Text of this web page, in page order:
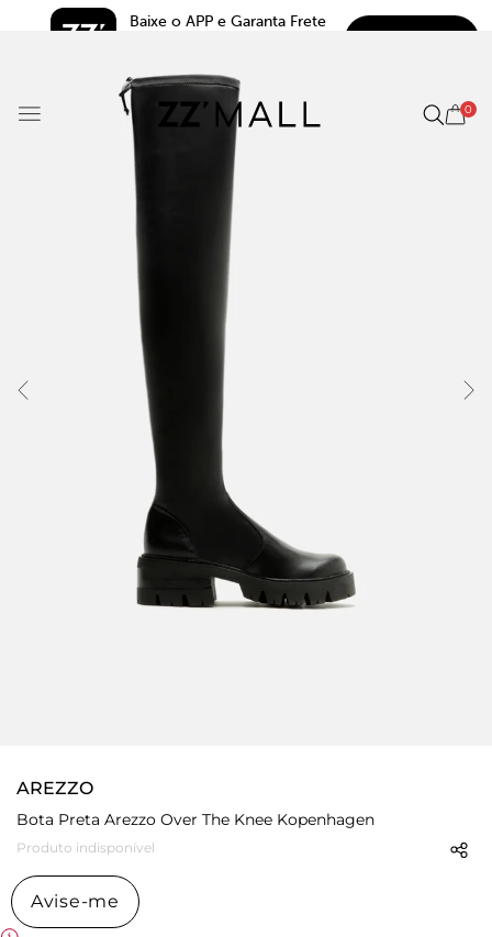
Baixe o APP e Garanta Frete
0
AREZZO
Bota Preta Arezzo Over The Knee Kopenhagen
Produto indisponível
Avise-me